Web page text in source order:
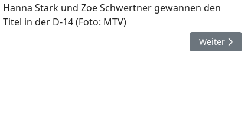
Hanna Stark und Zoe Schwertner gewannen den
Titel in der D-14 (Foto: MTV)
Nächster
Weiter